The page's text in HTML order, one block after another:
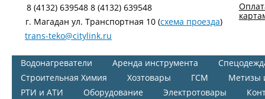
8 (4132) 639548 8 (4132) 639548
г. Магадан ул. Транспортная 10 (схема проезда)
trans-teko@citylink.ru
Водонагреватели Аренда инструмента
Строительная Химия
Хозтовары ГСМ
Метизы
РТИ и АТИ
Оборудование Электротовары